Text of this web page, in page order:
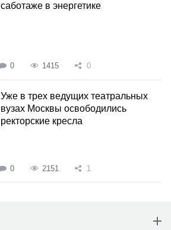
саботаже в энергетике
0 1415 0
Уже в трех ведущих театральных
вузах Москвы освободились
ректорские кресла
0 2151 1